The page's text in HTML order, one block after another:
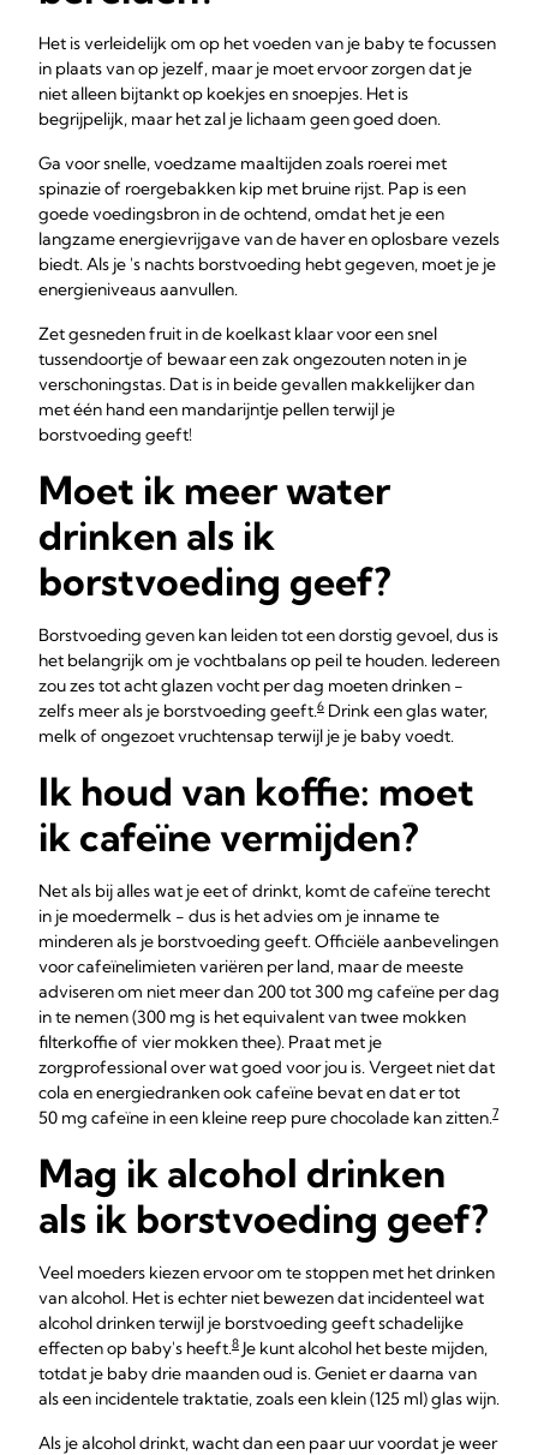
Het is verleidelijk om op het voeden van je baby te focussen
in plaats van op jezelf, maar je moet ervoor zorgen dat je
niet alleen bijtankt op koekjes en snoepjes. Het is
begrijpelijk, maar het zal je lichaam geen goed doen.
Ga voor snelle, voedzame maaltijden zoals roerei met
spinazie of roergebakken kip met bruine rijst. Pap is een
goede voedingsbron in de ochtend, omdat het je een
langzame energievrijgave van de haver en oplosbare vezels
biedt. Als je 's nachts borstvoeding hebt gegeven, moet je je
energieniveaus aanvullen.
Zet gesneden fruit in de koelkast klaar voor een snel
tussendoortje of bewaar een zak ongezouten noten in je
verschoningstas. Dat is in beide gevallen makkelijker dan
met één hand een mandarijntje pellen terwijl je
borstvoeding geeft!
Moet ik meer water
drinken als ik
borstvoeding geef?
Borstvoeding geven kan leiden tot een dorstig gevoel, dus is
het belangrijk om je vochtbalans op peil te houden. Iedereen
zou zes tot acht glazen vocht per dag moeten drinken -
zelfs meer als je borstvoeding geeft.6 Drink een glas water,
melk of ongezoet vruchtensap terwijl je je baby voedt.
Ik houd van koffie: moet
ik cafeïne vermijden?
Net als bij alles wat je eet of drinkt, komt de cafeïne terecht
in je moedermelk - dus is het advies om je inname te
minderen als je borstvoeding geeft. Officiële aanbevelingen
voor cafeïnelimieten variëren per land, maar de meeste
adviseren om niet meer dan 200 tot 300 mg cafeïne per dag
in te nemen (300 mg is het equivalent van twee mokken
filterkoffie of vier mokken thee). Praat met je
zorgprofessional over wat goed voor jou is. Vergeet niet dat
cola en energiedranken ook cafeïne bevat en dat er tot
50 mg cafeïne in een kleine reep pure chocolade kan zitten.7
Mag ik alcohol drinken
als ik borstvoeding geef?
Veel moeders kiezen ervoor om te stoppen met het drinken
van alcohol. Het is echter niet bewezen dat incidenteel wat
alcohol drinken terwijl je borstvoeding geeft schadelijke
effecten op baby's heeft.8 Je kunt alcohol het beste mijden,
totdat je baby drie maanden oud is. Geniet er daarna van
als een incidentele traktatie, zoals een klein (125 ml) glas wijn.
Als je alcohol drinkt, wacht dan een paar uur voordat je weer